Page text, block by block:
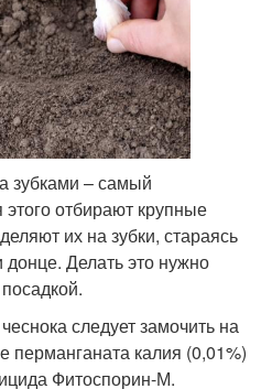
зубками – самый
отбирают крупные
их на зубки, стараясь
донце. Делать это нужно
следует замочить на
перманганата калия (0,01%)
Фитоспорин-М.